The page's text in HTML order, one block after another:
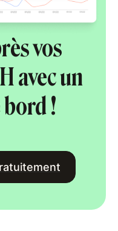
vos
avec un
!